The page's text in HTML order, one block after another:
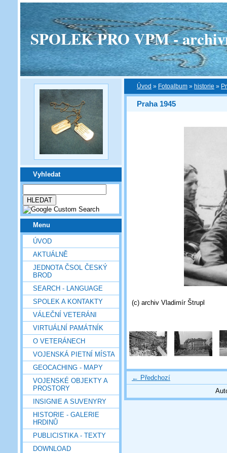
SPOLEK PRO VPM -
Vyhledat
Menu
ÚVOD
AKTUÁLNĚ
JEDNOTA ČSOL ČESKÝ
BROD
SEARCH - LANGUAGE
SPOLEK A KONTAKTY
VÁLEČNÍ VETERÁNI
VIRTUÁLNÍ PAMÁTNÍK
O VETERÁNECH
VOJENSKÁ PIETNÍ MÍSTA
GEOCACHING - MAPY
VOJENSKÉ OBJEKTY A
PROSTORY
INSIGNIE A SUVENYRY
HISTORIE - GALERIE
HRDINŮ
PUBLICISTIKA - TEXTY
DOWNLOAD
Úvod » Fotoalbum » historie »
Praha 1945
(c) archiv Vladimír Štrupl
← Předchozí